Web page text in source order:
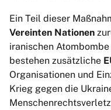
Ein Teil dieser
Vereinten Nationen
iranischen
bestehen zusätzliche
Organisationen und
Krieg gegen die